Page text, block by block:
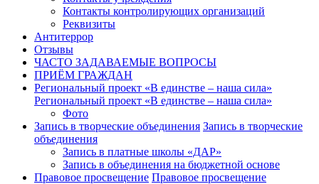
Контакты контролирующих организаций
Реквизиты
Антитеррор
Отзывы
ЧАСТО ЗАДАВАЕМЫЕ ВОПРОСЫ
ПРИЁМ ГРАЖДАН
Региональный проект «В единстве – наша сила»
Региональный проект «В единстве – наша сила»
Фото
Запись в творческие объединения Запись в творческие
объединения
Запись в платные школы «ДАР»
Запись в объединения на бюджетной основе
Правовое просвещение Правовое просвещение